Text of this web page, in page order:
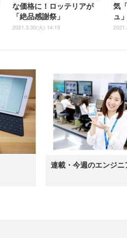
な価格に！ロッテリアが
「絶品感謝祭」
2021.3.30(火) 14:19
気
ュ
連載・今週のエンジニ